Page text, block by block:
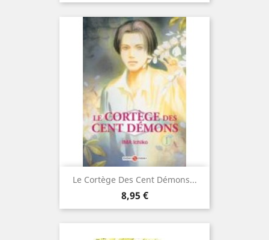
Le Cortège Des Cent Démons...
Prix
8,95 €